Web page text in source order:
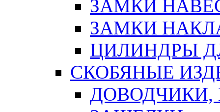
ЗАМКИ
ЗАМКИ
ЦИЛИНДРЫ
СКОБЯНЫЕ